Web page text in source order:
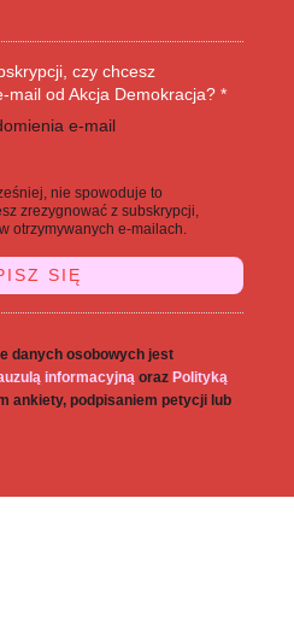
czy chcesz
mail od Akcja Demokracja? *
e-mail
nie spowoduje to
zrezygnować z subskrypcji,
otrzymywanych e-mailach.
danych osobowych jest
informacyjną oraz Polityką
ankiety, podpisaniem petycji lub